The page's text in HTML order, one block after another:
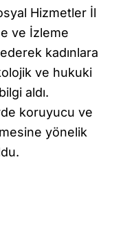
Hizmetler İl
ve İzleme
kadınlara
ve hukuki
aldı.
koruyucu ve
yönelik